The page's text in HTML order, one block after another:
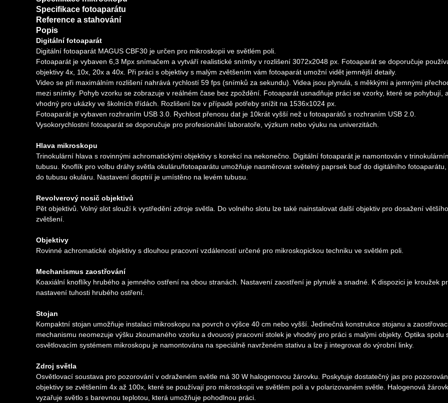
Specifikace fotoaparátu
Reference a stahování
Popis
Digitální fotoaparát
Digitální fotoaparát MAGUS CBF30 je určen pro mikroskopii ve světlém poli.
Fotoaparát je vybaven 6,3 Mpx snímačem a vytváří realistické snímky v rozlišení 3072x2048 px. Fotoaparát se doporučuje
objektivy 4x, 10x, 20x a 40x. Při práci s objektivy s malým zvětšením vám fotoaparát umožní vidět jemnější detaily.
Video se při maximálním rozlišení nahrává rychlostí 59 fps (snímků za sekundu). Videa jsou plynulá, s měkkými a jemnými
mezi snímky. Pohyb vzorku se zobrazuje v reálném čase bez zpoždění. Fotoaparát usnadňuje práci se vzorky, které se pohybují,
vhodný pro ukázky ve školních třídách. Rozlišení lze v případě potřeby snížit na 1536x1024 px.
Fotoaparát je vybaven rozhraním USB 3.0. Rychlost přenosu dat je 10krát vyšší než u fotoaparátů s rozhraním USB 2.0.
Vysokorychlostní fotoaparát se doporučuje pro profesionální laboratoře, výzkum nebo výuku na univerzitách.
Hlava mikroskopu
Trinokulární hlava s rovinnými achromatickými objektivy s korekcí na nekonečno. Digitální fotoaparát je namontován v
tubusu. Knoflík pro volbu dráhy světla okuláru/fotoaparátu umožňuje nasměrovat světelný paprsek buď do digitálního
do tubusu okuláru. Nastavení dioptrií je umístěno na levém tubusu.
Revolverový nosič objektivů
Pět objektivů. Volný slot slouží k vystředění zdroje světla. Do volného slotu lze také nainstalovat další objektiv pro dosažení většího
zvětšení.
Objektivy
Rovinné achromatické objektivy s dlouhou pracovní vzdáleností určené pro mikroskopickou techniku ve světlém poli.
Mechanismus zaostřování
Koaxiální knoflíky hrubého a jemného ostření na obou stranách. Nastavení zaostření je plynulé a snadné. K dispozici je kroužek
nastavení tuhosti hrubého ostření.
Stojan
Kompaktní stojan umožňuje instalaci mikroskopu na povrch o výšce 40 cm nebo vyšší. Jedinečná konstrukce stojanu a
mechanismu neomezuje výšku zkoumaného vzorku a dvouosý pracovní stolek je vhodný pro práci s malými objekty. Optika spolu
osvětlovacím systémem mikroskopu je namontována na speciálně navrženém stativu a lze ji integrovat do výrobní linky.
Zdroj světla
Osvětlovací soustava pro pozorování v odraženém světle má 30 W halogenovou žárovku. Poskytuje dostatečný jas pro
objektivy se zvětšením 4x až 100x, které se používají pro mikroskopii ve světlém poli a v polarizovaném světle. Halogenová
vyzařuje světlo s barevnou teplotou, která umožňuje pohodlnou práci.